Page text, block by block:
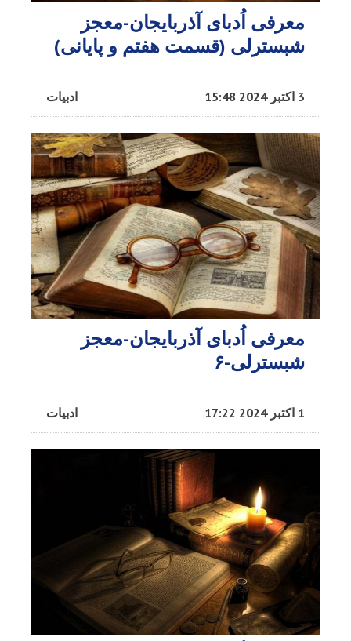
معرفی اُدبا‌ی آذربایجان-معجز
شبسترلی (قسمت هفتم و پایانی)
ادبیات 3 اکتبر 2024 15:48
معرفی اُدبا‌ی آذربایجان-معجز
شبسترلی-۶
ادبیات 1 اکتبر 2024 17:22